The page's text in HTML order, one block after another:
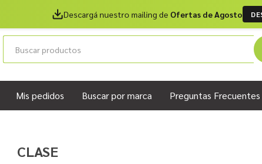
Descargá nuestro mailing de Ofertas de Agosto
Mis pedidos Buscar por marca Preguntas Frecuentes
CLASE